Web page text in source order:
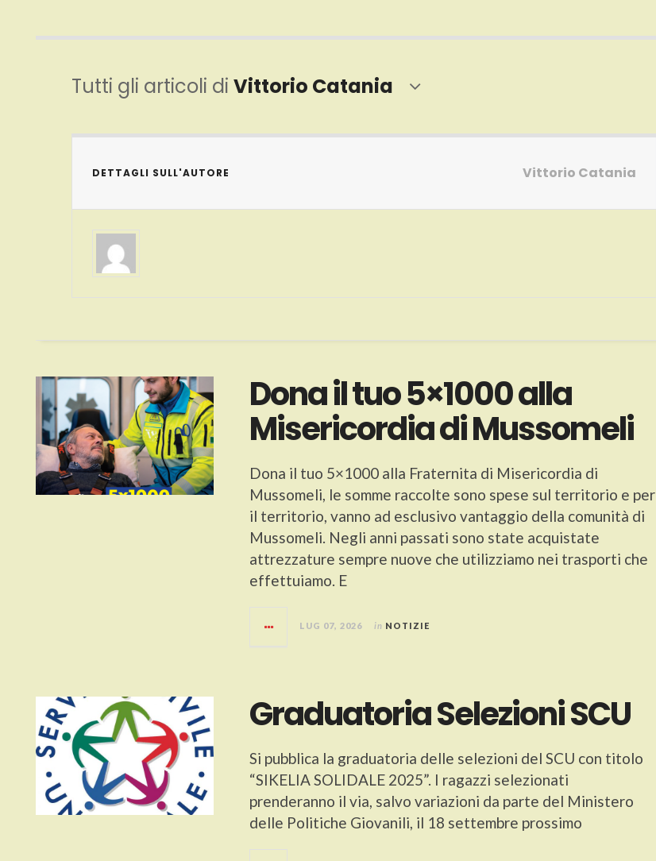
Tutti gli articoli di Vittorio Catania
DETTAGLI SULL'AUTORE Vittorio Catania
Dona il tuo 5×1000 alla
Misericordia di Mussomeli
Dona il tuo 5×1000 alla Fraternita di Misericordia di
Mussomeli, le somme raccolte sono spese sul territorio e per
il territorio, vanno ad esclusivo vantaggio della comunità di
Mussomeli. Negli anni passati sono state acquistate
attrezzature sempre nuove che utilizziamo nei trasporti che
effettuiamo. E
LUG 07, 2026 in NOTIZIE
Graduatoria Selezioni SCU
Si pubblica la graduatoria delle selezioni del SCU con titolo
“SIKELIA SOLIDALE 2025”. I ragazzi selezionati
prenderanno il via, salvo variazioni da parte del Ministero
delle Politiche Giovanili, il 18 settembre prossimo